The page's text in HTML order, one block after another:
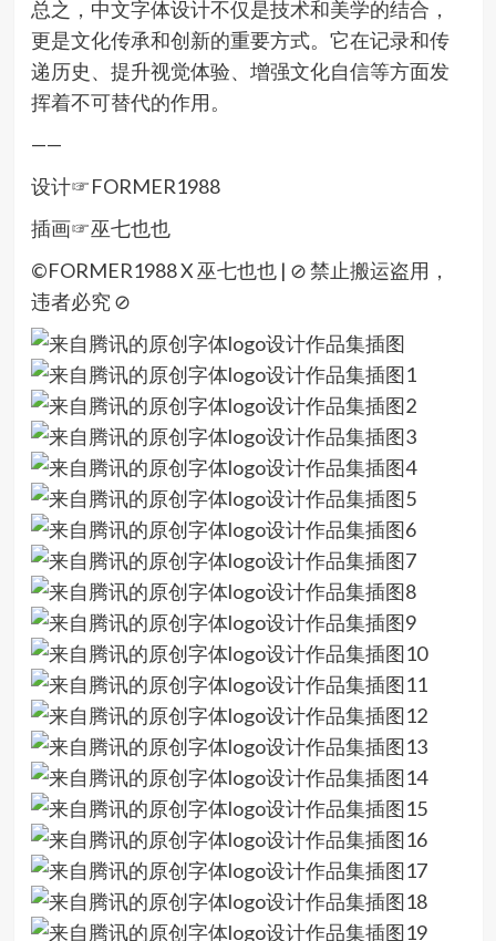
总之，中文字体设计不仅是技术和美学的结合，
更是文化传承和创新的重要方式。它在记录和传
递历史、提升视觉体验、增强文化自信等方面发
挥着不可替代的作用。
——
设计☞FORMER1988
插画☞巫七也也
©FORMER1988 X 巫七也也 | ⊘ 禁止搬运盗用，
违者必究 ⊘